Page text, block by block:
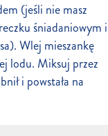
(jeśli nie masz
śniadaniowym i
Wlej mieszankę
lodu. Miksuj przez
i powstała na